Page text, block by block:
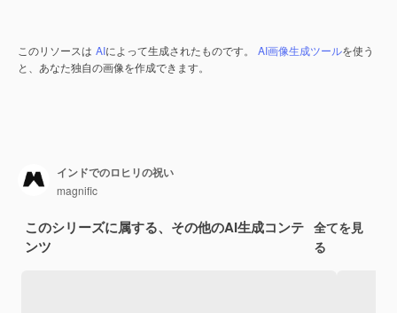
このリソースは AIによって生成されたものです。 AI画像生成ツールを使う
と、あなた独自の画像を作成できます。
インドでのロヒリの祝い
magnific
このシリーズに属する、その他のAI生成コンテ
ンツ
全てを見
る